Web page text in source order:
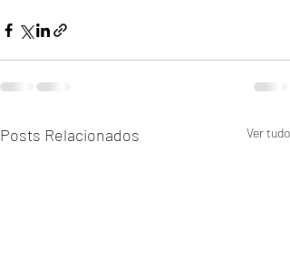
Posts Relacionados Ver tudo